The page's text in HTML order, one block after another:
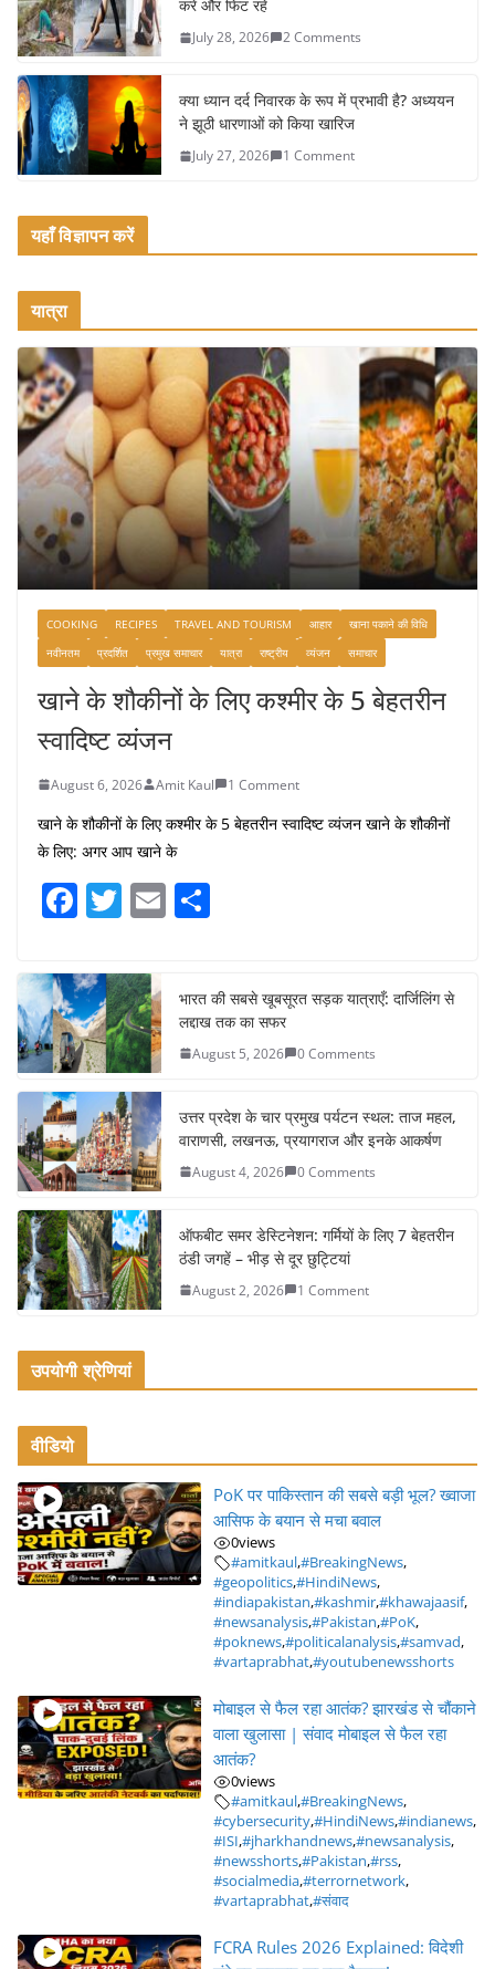
k करें और फिट रहें
July 28, 2026 2 Comments
क्या ध्यान दर्द निवारक के रूप में प्रभावी है? अध्ययन
ने झूठी धारणाओं को किया खारिज
July 27, 2026 1 Comment
यहाँ विज्ञापन करें
यात्रा
COOKING RECIPES TRAVEL AND TOURISM आहार
खाना पकाने की विधि
नवीनतम
प्रदर्शित प्रमुख समाचार यात्रा राष्ट्रीय व्यंजन समाचार
खाने के शौकीनों के लिए कश्मीर के 5 बेहतरीन
स्वादिष्ट व्यंजन
August 6, 2026 Amit Kaul 1 Comment
खाने के शौकीनों के लिए कश्मीर के 5 बेहतरीन स्वादिष्ट व्यंजन खाने के शौकीनों
के लिए: अगर आप खाने के
F
c
e
b
o
o
k
T
itt
er
E
e
भारत की सबसे खूबसूरत सड़क यात्राएँ: दार्जिलिंग से
लद्दाख तक का सफर
August 5, 2026 0 Comments
उत्तर प्रदेश के चार प्रमुख पर्यटन स्थल: ताज महल,
वाराणसी, लखनऊ, प्रयागराज और इनके आकर्षण
August 4, 2026 0 Comments
ऑफबीट समर डेस्टिनेशन: गर्मियों के लिए 7 बेहतरीन
ठंडी जगहें – भीड़ से दूर छुट्टियां
August 2, 2026 1 Comment
उपयोगी श्रेणियां
वीडियो
PoK पर पाकिस्तान की सबसे बड़ी भूल? ख्वाजा
आसिफ के बयान से मचा बवाल
0views
#amitkaul,#BreakingNews,
#geopolitics,#HindiNews,
#indiapakistan,#kashmir,#khawajaasif,
#newsanalysis,#Pakistan,#PoK,
#poknews,#politicalanalysis,#samvad,
#vartaprabhat,#youtubenewsshorts
मोबाइल से फैल रहा आतंक? झारखंड से चौंकाने
वाला खुलासा | संवाद मोबाइल से फैल रहा
आतंक?
0views
#amitkaul,#BreakingNews,
#cybersecurity,#HindiNews,#indianews,
#ISI,#jharkhandnews,#newsanalysis,
#newsshorts,#Pakistan,#rss,
#socialmedia,#terrornetwork,
#vartaprabhat,#संवाद
FCRA Rules 2026 Explained: विदेशी